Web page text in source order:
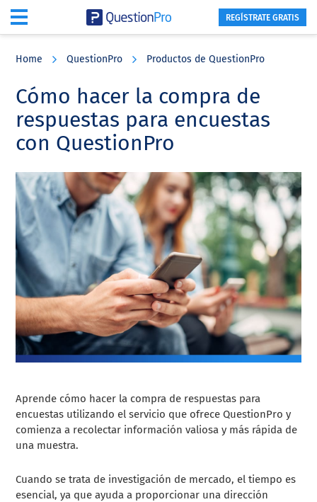
content
sidebar
REGÍSTRATE GRATIS
Home QuestionPro Productos de QuestionPro
Cómo hacer la compra de
respuestas para encuestas
con QuestionPro
Aprende cómo hacer la compra de respuestas para
encuestas utilizando el servicio que ofrece QuestionPro y
comienza a recolectar información valiosa y más rápida de
una muestra.
Cuando se trata de investigación de mercado, el tiempo es
esencial, ya que ayuda a proporcionar una dirección